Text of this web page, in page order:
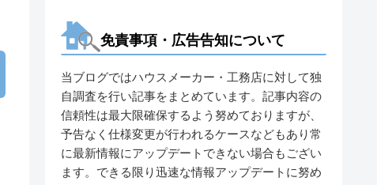
免責事項・広告告知について
当ブログではハウスメーカー・工務店に対して独
自調査を行い記事をまとめています。記事内容の
信頼性は最大限確保するよう努めておりますが、
予告なく仕様変更が行われるケースなどもあり常
に最新情報にアップデートできない場合もござい
ます。できる限り迅速な情報アップデートに努め